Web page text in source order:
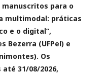
manuscritos para o
multimodal: práticas
e o digital”,
Bezerra (UFPel) e
Os
31/08/2026,